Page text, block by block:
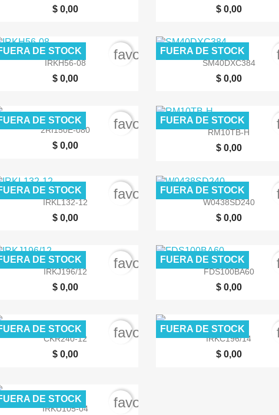
$ 0,00 $ 0,00
 Vista rápida
IRKH56-08
$ 0,00
DE STOCK favorite_border
 Vista rápida
SM40DXC384
$ 0,00
FUERA DE STOCK
 Vista rápida
2RI150E-080
$ 0,00
DE STOCK favorite_border
 Vista rápida
RM10TB-H
$ 0,00
FUERA DE STOCK
 Vista rápida
IRKL132-12
$ 0,00
DE STOCK favorite_border
 Vista rápida
W0438SD240
$ 0,00
FUERA DE STOCK
 Vista rápida
IRKJ196/12
$ 0,00
DE STOCK favorite_border
 Vista rápida
FDS100BA60
$ 0,00
FUERA DE STOCK
 Vista rápida
CKR240-12
$ 0,00
DE STOCK favorite_border
 Vista rápida
IRKC196/14
$ 0,00
FUERA DE STOCK
 Vista rápida
IRKU105-04
DE STOCK favorite_border